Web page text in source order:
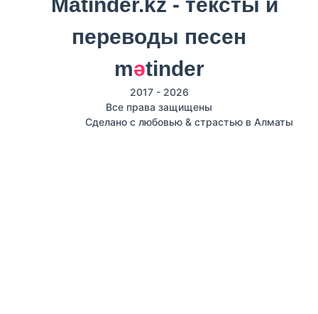
mәtinder
2017 - 2026
Все права защищены
Сделано с любовью & страстью в Алматы